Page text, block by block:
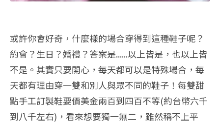
或許你會好奇，什麼樣的場合穿得到這種鞋子呢？
約會？生日？婚禮？答案是......以上皆是，也以上皆
不是。其實只要開心，每天都可以是特殊場合，每
天都有理由穿一雙和別人與眾不同的鞋子！每雙甜
點手工訂製鞋要價美金兩百到四百不等(約台幣六千
到八千左右)，看來想要獨一無二，雖然稱不上平